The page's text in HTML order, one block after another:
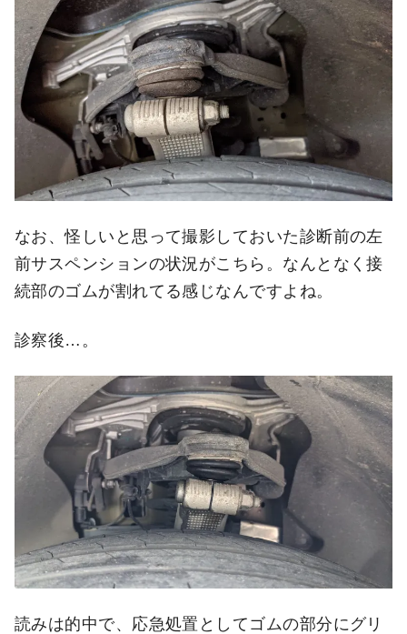
なお、怪しいと思って撮影しておいた診断前の左
前サスペンションの状況がこちら。なんとなく接
続部のゴムが割れてる感じなんですよね。
診察後…。
読みは的中で、応急処置としてゴムの部分にグリ